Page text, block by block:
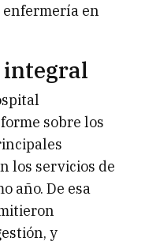
en
integral
sobre los
los servicios de
año. De esa
y